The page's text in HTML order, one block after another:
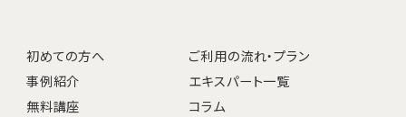
初めての方へ
ご利用の流れ・プラン
事例紹介
エキスパート一覧
無料講座
コラム